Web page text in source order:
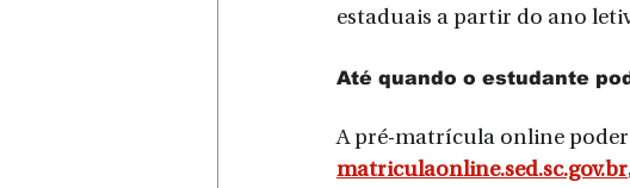
estaduais a partir do ano
Até quando o estudante
A pré-matrícula online
matriculaonline.sed.sc.gov.br